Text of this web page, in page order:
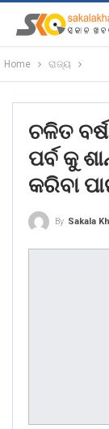
Home ରାଜ୍ୟ
ଚଳିତ
ପର୍ବ କୁ
କରିବା
By Sakala